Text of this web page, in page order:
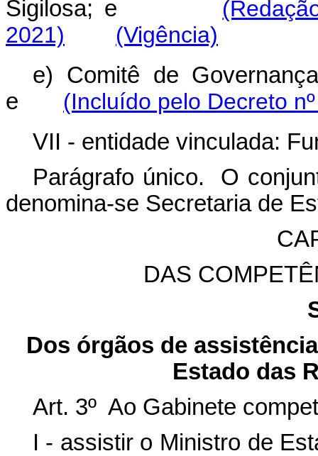
Sigilosa; e
2021)
(Vigência)
e) Comitê de
e (Incluído pelo Decreto
VII - entidade vinculada:
Parágrafo único. O
denomina-se Secretaria de
DAS
Dos órgãos de
Estado das
Art. 3º Ao Gabinete
I - assistir o Ministro de